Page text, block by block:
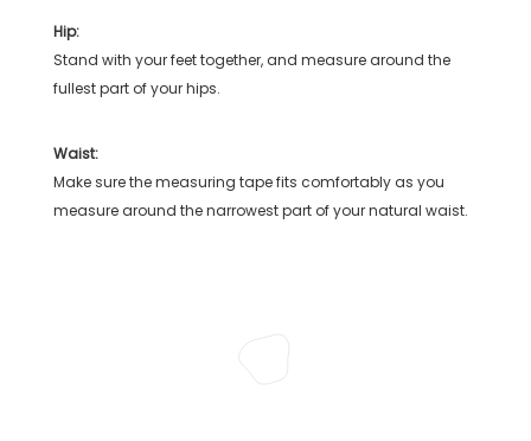
Hip:
Stand with your feet together, and measure around the
fullest part of your hips.
Waist:
Make sure the measuring tape fits comfortably as you
measure around the narrowest part of your natural waist.